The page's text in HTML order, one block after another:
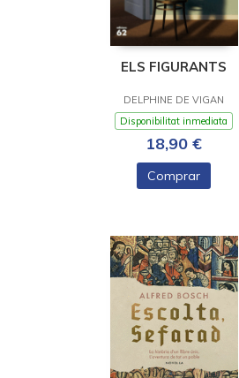
ELS FIGURANTS
DELPHINE DE VIGAN
Disponibilitat inmediata
18,90 €
Comprar